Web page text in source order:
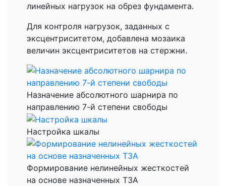
линейных нагрузок на обрез фундамента.
Для контроля нагрузок, заданных с
эксцентриситетом, добавлена мозаика
величин эксцентриситетов на стержни.
Назначение абсолютного шарнира по
направлению 7-й степени свободы
Настройка шкалы
Формирование нелинейных жесткостей
на основе назначенных ТЗА